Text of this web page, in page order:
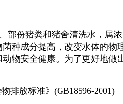
部份猪粪和猪舍清洗水，属
种成分提高，改变水体的
物安全健康。为了更好地
排放标准》(GB18596-2001)